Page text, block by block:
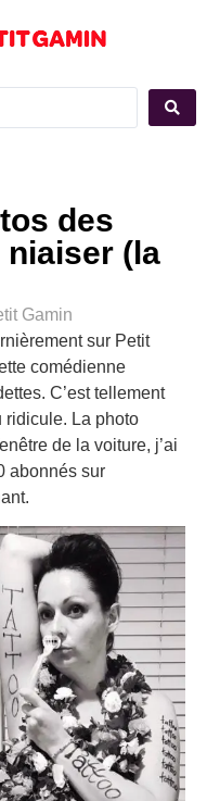
des
(la
Gamin
sur Petit
comédienne
C’est tellement
ridicule. La photo
de la voiture, j’ai
abonnés sur